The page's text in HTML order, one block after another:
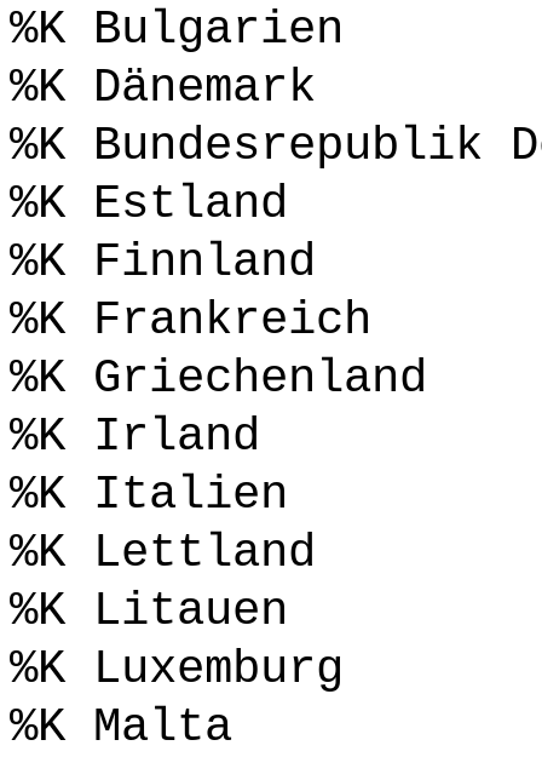
%K Bulgarien
%K Dänemark
%K Bundesrepublik
%K Estland
%K Finnland
%K Frankreich
%K Griechenland
%K Irland
%K Italien
%K Lettland
%K Litauen
%K Luxemburg
%K Malta